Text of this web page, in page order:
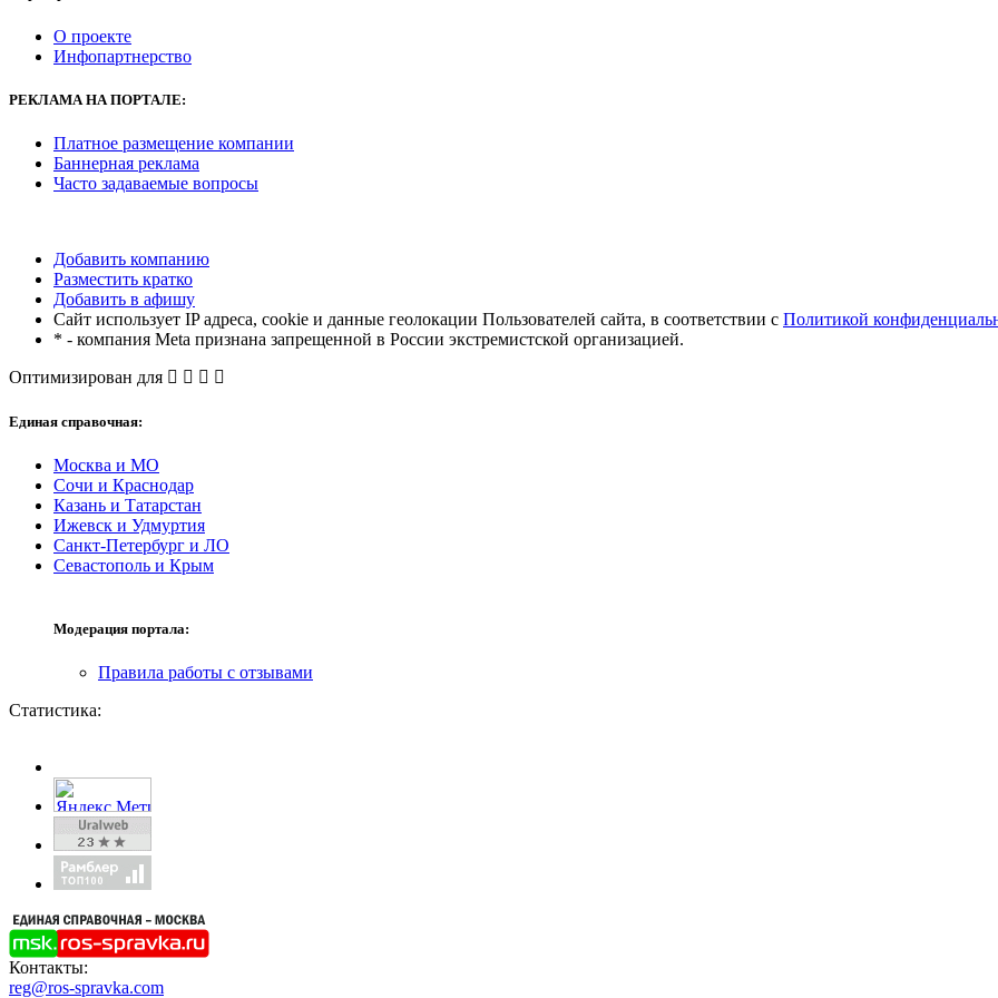
О проекте
Инфопартнерство
РЕКЛАМАНА ПОРТАЛЕ:
Платное размещение компании
Баннерная реклама
Часто задаваемые вопросы
Добавить компанию
Разместить кратко
Добавить в афишу
Сайт использует IP адреса, cookie и данные геолокации Пользователей сайта, в соответствии с Политикой
* - компания Meta признана запрещенной в России экстремистской организацией.
Оптимизирован для
Единая справочная:
Москва и МО
Сочи и Краснодар
Казань и Татарстан
Ижевск и Удмуртия
Санкт-Петербург и ЛО
Севастополь и Крым
Модерация портала:
Правила работы с отзывами
Статистика:
Контакты:
reg@ros-spravka.com